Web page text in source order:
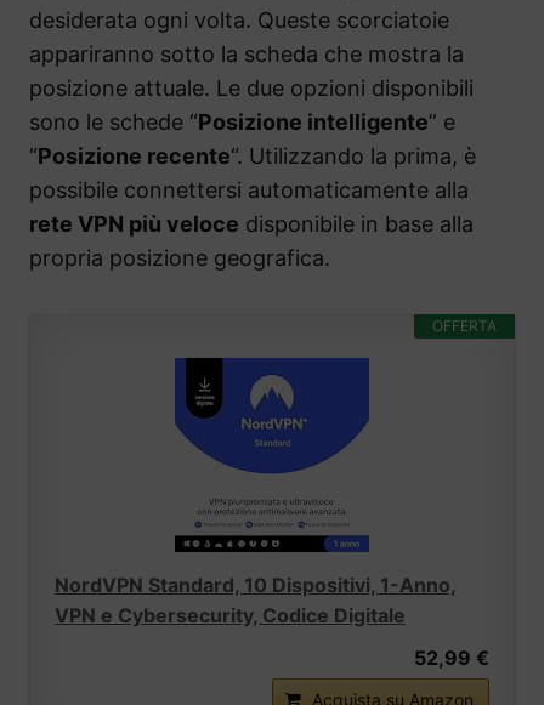
desiderata ogni volta. Queste scorciatoie
appariranno sotto la scheda che mostra la
posizione attuale. Le due opzioni disponibili
sono le schede “Posizione intelligente” e
“Posizione recente“. Utilizzando la prima, è
possibile connettersi automaticamente alla
rete VPN più veloce disponibile in base alla
propria posizione geografica.
OFFERTA
NordVPN Standard, 10 Dispositivi, 1-Anno,
VPN e Cybersecurity, Codice Digitale
52,99 €
Acquista su Amazon